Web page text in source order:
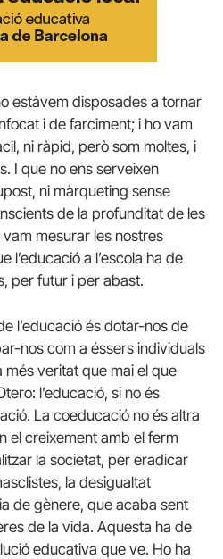
estàvem disposades a tornar
i de farciment; i ho vam
ni ràpid, però som moltes, i
I que no ens serveixen
ni màrqueting sense
de la profunditat de les
mesurar les nostres
l’educació a l’escola ha de
per futur i per abast.
l’educació és dotar-nos de
nos com a éssers individuals
més veritat que mai el que
l’educació, si no és
La coeducació no és altra
el creixement amb el ferm
la societat, per eradicar
la desigualtat
de gènere, que acaba sent
de la vida. Aquesta ha de
educativa que ve. Ho ha